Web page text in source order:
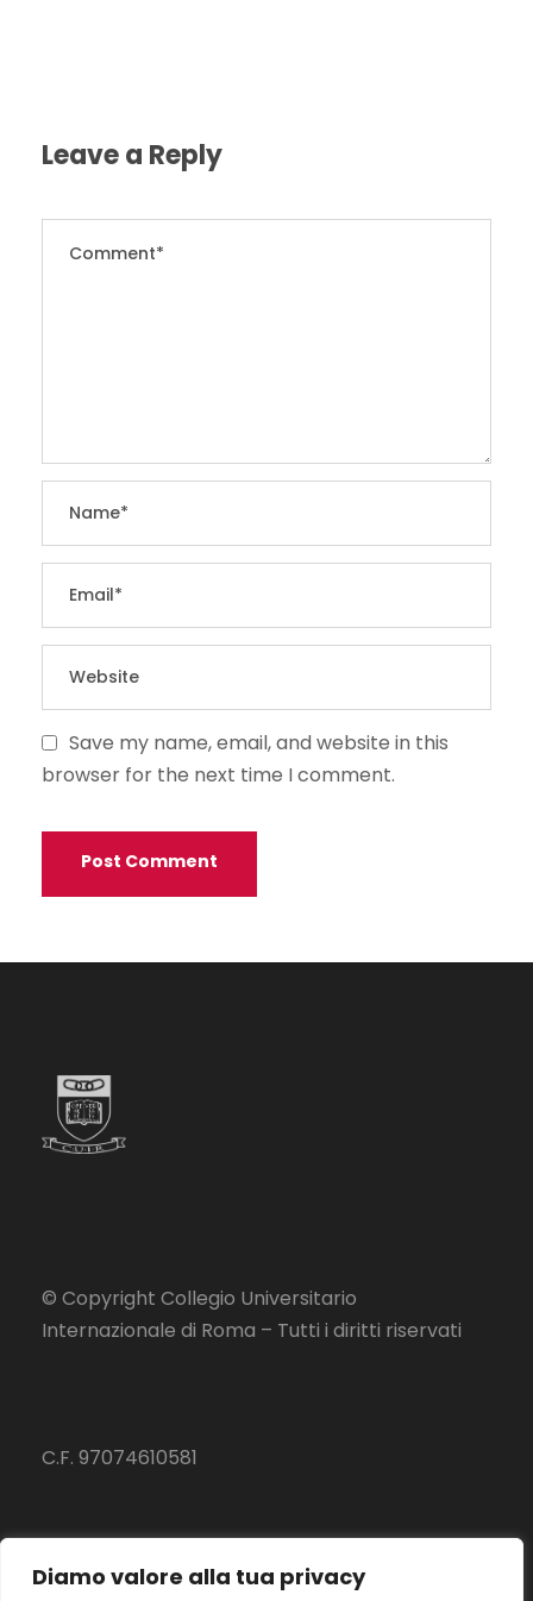
Diamo valore alla tua privacy
Leave a Reply
Save my name, email, and website in this
browser for the next time I comment.
© Copyright Collegio Universitario
Internazionale di Roma – Tutti i diritti riservati
C.F. 97074610581
Privacy Policy